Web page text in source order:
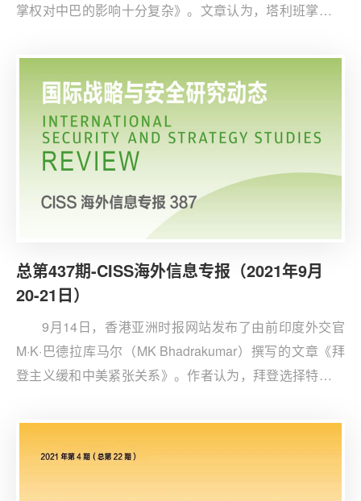
掌权对中巴的影响十分复杂》。文章认为，塔利班掌权对
的地区政策是以印度为中心的，其阿富汗政策由军方主
导，军方则与阿巴交界的（与塔利班关系密切的）极端武
装组织“哈卡尼网络”存在联系。
总第437期-CISS海外信息专报（2021年9月
20-21日）
9月14日，香港亚洲时报网站发布了由前印度外交官
M·K·巴德拉库马尔（MK Bhadrakumar）撰写的文章《拜
登主义缓和中美紧张关系》。作者认为，拜登选择特殊的
可以从“拜登主义”角度加以理解。